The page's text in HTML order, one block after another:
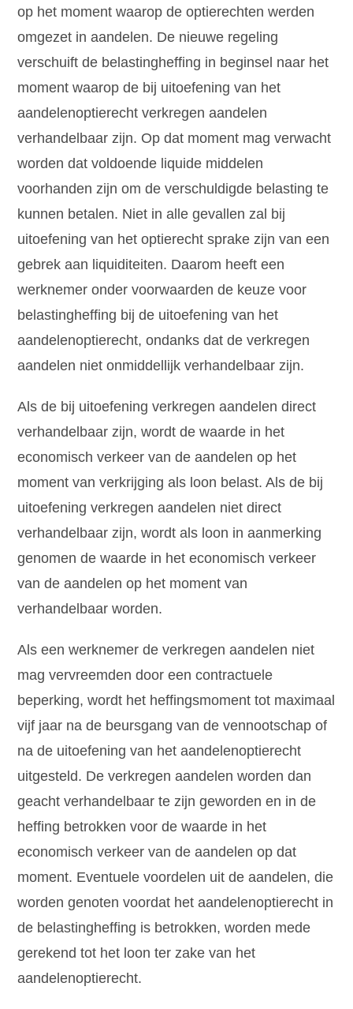
op het moment waarop de optierechten werden
omgezet in aandelen. De nieuwe regeling
verschuift de belastingheffing in beginsel naar het
moment waarop de bij uitoefening van het
aandelenoptierecht verkregen aandelen
verhandelbaar zijn. Op dat moment mag verwacht
worden dat voldoende liquide middelen
voorhanden zijn om de verschuldigde belasting te
kunnen betalen. Niet in alle gevallen zal bij
uitoefening van het optierecht sprake zijn van een
gebrek aan liquiditeiten. Daarom heeft een
werknemer onder voorwaarden de keuze voor
belastingheffing bij de uitoefening van het
aandelenoptierecht, ondanks dat de verkregen
aandelen niet onmiddellijk verhandelbaar zijn.
Als de bij uitoefening verkregen aandelen direct
verhandelbaar zijn, wordt de waarde in het
economisch verkeer van de aandelen op het
moment van verkrijging als loon belast. Als de bij
uitoefening verkregen aandelen niet direct
verhandelbaar zijn, wordt als loon in aanmerking
genomen de waarde in het economisch verkeer
van de aandelen op het moment van
verhandelbaar worden.
Als een werknemer de verkregen aandelen niet
mag vervreemden door een contractuele
beperking, wordt het heffingsmoment tot maximaal
vijf jaar na de beursgang van de vennootschap of
na de uitoefening van het aandelenoptierecht
uitgesteld. De verkregen aandelen worden dan
geacht verhandelbaar te zijn geworden en in de
heffing betrokken voor de waarde in het
economisch verkeer van de aandelen op dat
moment. Eventuele voordelen uit de aandelen, die
worden genoten voordat het aandelenoptierecht in
de belastingheffing is betrokken, worden mede
gerekend tot het loon ter zake van het
aandelenoptierecht.